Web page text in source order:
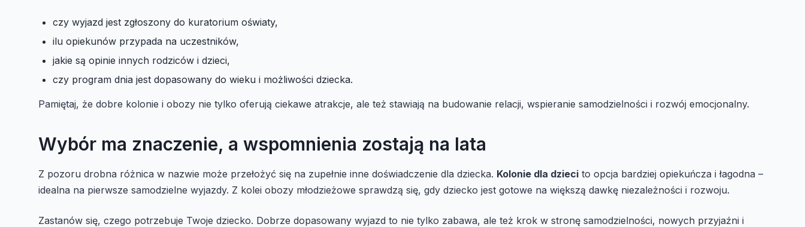
czy wyjazd jest zgłoszony do kuratorium oświaty,
ilu opiekunów przypada na uczestników,
jakie są opinie innych rodziców i dzieci,
czy program dnia jest dopasowany do wieku i możliwości dziecka.
Pamiętaj, że dobre kolonie i obozy nie tylko oferują ciekawe atrakcje, ale też stawiają na budowanie relacji, wspieranie samodzielności i rozwój emocjonalny.
Wybór ma znaczenie, a wspomnienia zostają na lata
Z pozoru drobna różnica w nazwie może przełożyć się na zupełnie inne doświadczenie dla dziecka. Kolonie dla dzieci to opcja bardziej opiekuńcza i łagodna –
idealna na pierwsze samodzielne wyjazdy. Z kolei obozy młodzieżowe sprawdzą się, gdy dziecko jest gotowe na większą dawkę niezależności i rozwoju.
Zastanów się, czego potrzebuje Twoje dziecko. Dobrze dopasowany wyjazd to nie tylko zabawa, ale też krok w stronę samodzielności, nowych przyjaźni i